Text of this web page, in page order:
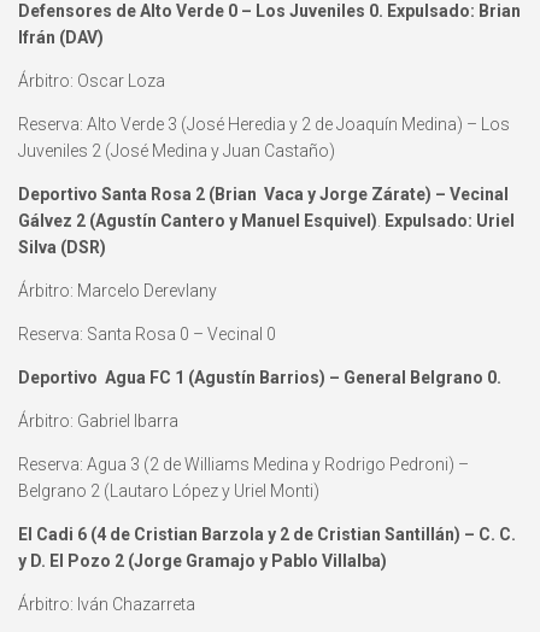
Defensores de Alto Verde 0 – Los Juveniles 0. Expulsado: Brian
Ifrán (DAV)
Árbitro: Oscar Loza
Reserva: Alto Verde 3 (José Heredia y 2 de Joaquín Medina) – Los
Juveniles 2 (José Medina y Juan Castaño)
Deportivo Santa Rosa 2 (Brian Vaca y Jorge Zárate) – Vecinal
Gálvez 2 (Agustín Cantero y Manuel Esquivel). Expulsado: Uriel
Silva (DSR)
Árbitro: Marcelo Derevlany
Reserva: Santa Rosa 0 – Vecinal 0
Deportivo Agua FC 1 (Agustín Barrios) – General Belgrano 0.
Árbitro: Gabriel Ibarra
Reserva: Agua 3 (2 de Williams Medina y Rodrigo Pedroni) –
Belgrano 2 (Lautaro López y Uriel Monti)
El Cadi 6 (4 de Cristian Barzola y 2 de Cristian Santillán) – C. C.
y D. El Pozo 2 (Jorge Gramajo y Pablo Villalba)
Árbitro: Iván Chazarreta